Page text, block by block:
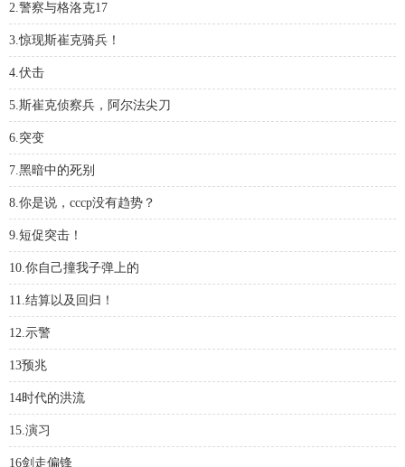
2.警察与格洛克17
3.惊现斯崔克骑兵！
4.伏击
5.斯崔克侦察兵，阿尔法尖刀
6.突变
7.黑暗中的死别
8.你是说，cccp没有趋势？
9.短促突击！
10.你自己撞我子弹上的
11.结算以及回归！
12.示警
13预兆
14时代的洪流
15.演习
16剑走偏锋